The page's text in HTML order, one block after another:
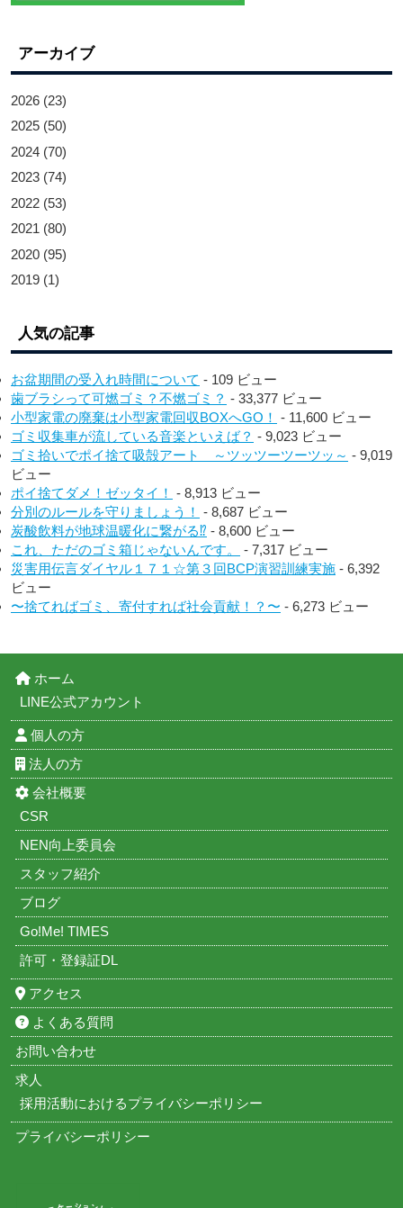
アーカイブ
2026 (23)
2025 (50)
2024 (70)
2023 (74)
2022 (53)
2021 (80)
2020 (95)
2019 (1)
人気の記事
お盆期間の受入れ時間について - 109 ビュー
歯ブラシって可燃ゴミ？不燃ゴミ？ - 33,377 ビュー
小型家電の廃棄は小型家電回収BOXへGO！ - 11,600 ビュー
ゴミ収集車が流している音楽といえば？ - 9,023 ビュー
ゴミ拾いでポイ捨て吸殻アート ～ツッツーツーツッ～ - 9,019
ビュー
ポイ捨てダメ！ゼッタイ！ - 8,913 ビュー
分別のルールを守りましょう！ - 8,687 ビュー
炭酸飲料が地球温暖化に繋がる⁉︎ - 8,600 ビュー
これ、ただのゴミ箱じゃないんです。
- 7,317 ビュー
災害用伝言ダイヤル１７１☆第３回BCP演習訓練実施 - 6,392
ビュー
〜捨てればゴミ、寄付すれば社会貢献！？〜 - 6,273 ビュー
ホーム
LINE公式アカウント
個人の方
法人の方
会社概要
CSR
NEN向上委員会
スタッフ紹介
ブログ
Go!Me! TIMES
許可・登録証DL
アクセス
よくある質問
お問い合わせ
求人
採用活動におけるプライバシーポリシー
プライバシーポリシー